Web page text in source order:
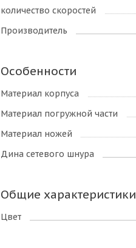
количество скоростей
Производитель
Особенности
Материал корпуса
Материал погружной части
Материал ножей
Дина сетевого шнура
Общие характеристики
Цвет